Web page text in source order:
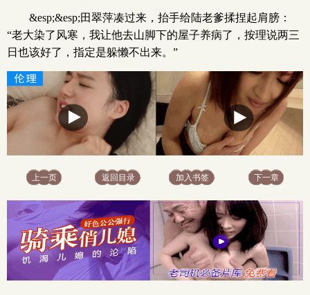
&esp;&esp;田翠萍凑过来，抬手给陆老爹揉捏起肩膀：
“老大染了风寒，我让他去山脚下的屋子养病了，按理说两三
日也该好了，指定是躲懒不出来。”
上一页 返回目录 加入书签 下一章